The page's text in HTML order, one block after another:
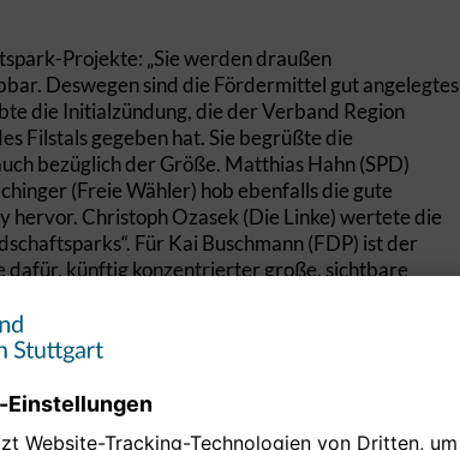
Projekte: „Sie werden draußen
Deswegen sind die Fördermittel gut angelegtes
die Initialzündung, die der Verband Region
Filstals gegeben hat. Sie begrüßte die
bezüglich der Größe. Matthias Hahn (SPD)
(Freie Wähler) hob ebenfalls die gute
hervor. Christoph Ozasek (Die Linke) wertete die
Für Kai Buschmann (FDP) ist der
künftig konzentrierter große, sichtbare
auf zwei Säulen: den Masterplänen zu
Stuttgart hat bislang für 146 Projekte der
bereitgestellt. Dadurch wurden Investitionen von